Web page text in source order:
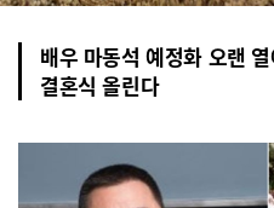
배우 마동석 예정화 오랜
결혼식 올린다